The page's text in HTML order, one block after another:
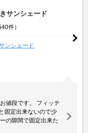
サンシェード
件）
ンシェード
値段です。 フィッテ
固定出来ないので少
の隙間で固定出来た